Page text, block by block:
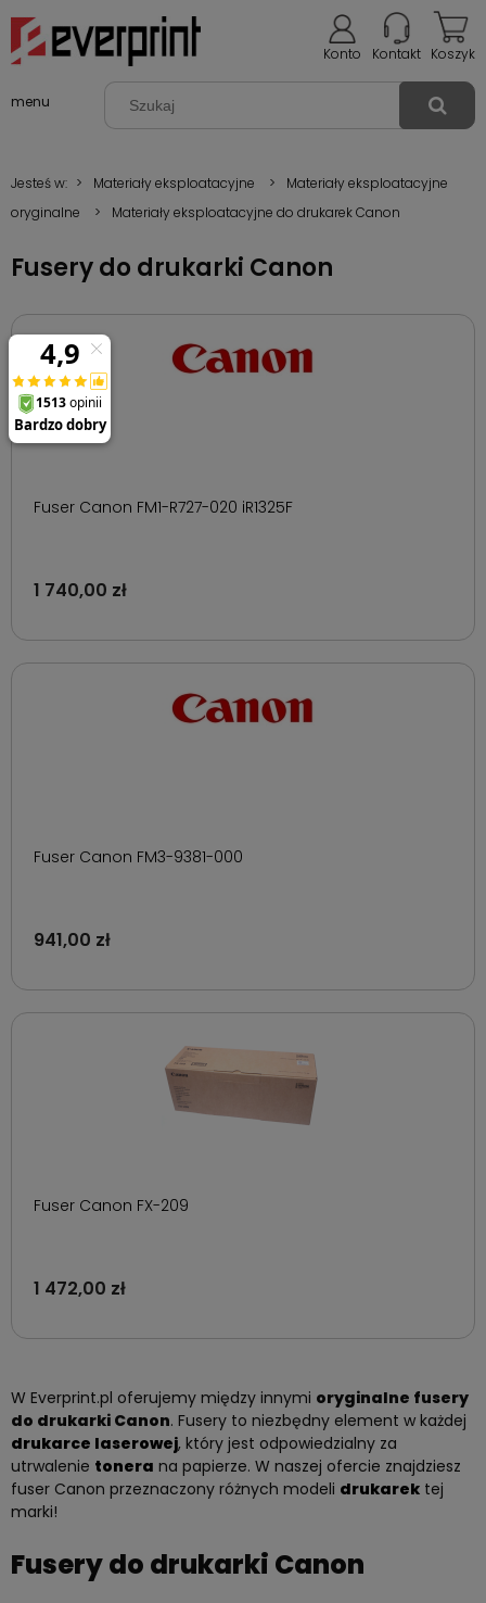
Koszyk
Kontakt
Konto
menu
Jesteś w: > Materiały eksploatacyjne >
Materiały eksploatacyjne
oryginalne
> Materiały eksploatacyjne do drukarek Canon
Fusery do drukarki Canon
Fuser Canon FM1-R727-020 iR1325F
1 740,00 zł
Fuser Canon FM3-9381-000
941,00 zł
Fuser Canon FX-209
1 472,00 zł
W Everprint.pl oferujemy między innymi oryginalne fusery
do drukarki Canon. Fusery to niezbędny element w każdej
drukarce laserowej, który jest odpowiedzialny za
utrwalenie tonera na papierze. W naszej ofercie znajdziesz
fuser Canon przeznaczony różnych modeli drukarek tej
marki!
Fusery do drukarki Canon